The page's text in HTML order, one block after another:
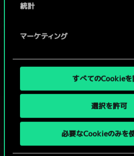
統計
マーケティング
すべてのCookieを
選択を許可
必要なCookieのみを